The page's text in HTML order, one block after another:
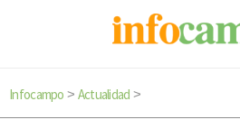
Infocampo > Actualidad >